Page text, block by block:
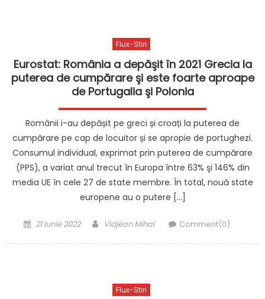
Flux-Stiri
Eurostat: România a depăşit în 2021 Grecia la
puterea de cumpărare şi este foarte aproape
de Portugalia şi Polonia
Românii i-au depășit pe greci și croați la puterea de
cumpărare pe cap de locuitor și se apropie de portughezi.
Consumul individual, exprimat prin puterea de cumpărare
(PPS), a variat anul trecut în Europa între 63% şi 146% din
media UE în cele 27 de state membre. În total, nouă state
europene au o putere […]
Posted
21 iunie 2022 Author
Vidjean Mihai Comment(0)
Flux-Stiri